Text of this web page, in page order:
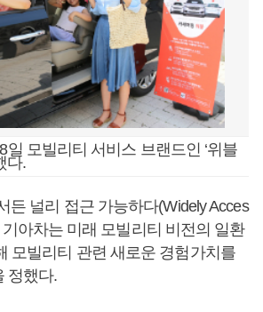
모빌리티 서비스 브랜드인 ‘위블
다.
든 널리 접근 가능하다(Widely Acces
기아차는 미래 모빌리티 비전의 일환
모빌리티 관련 새로운 경험가치를
정했다.